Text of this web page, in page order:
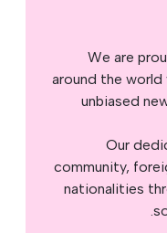
We are
around the
unbiased
Our
community,
nationalities